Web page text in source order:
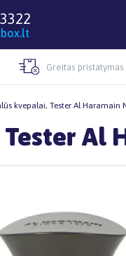
Greitas
kvepalai, Tester Al Haramain
Al